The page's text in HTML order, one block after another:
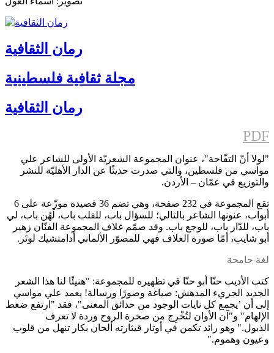
رمان الثقافية
مجلة ثقافية فلسطينية
رمان الثقافية
PDF
"لولا أنّ التفّاحة"، عنوان المجموعة الشعريّة الأولى للشاعر علي
مواسي من فلسطين، والتي صدرت حديثًا عن الدار الأهليّة للنشر
والتوزيع في عمّان – الأردن.
تقع المجموعة في 232 صفحة، وهي تضم 36 قصيدة موزّعة على 6
أبواب، عنونها الشاعر بالتالي؛ للسؤال باب، للقلب باب، لَهُن باب، لي
باب، للدّار باب، للوجع باب. وقد صمّم غلاف المجموعة الفنّان زهير
أبو شايب، أمّا صورة الغلاف فهي للمصوّر الألماني أدامتشيك لوتَر.
لغة جامحة
كتب الأديب حنّا أبو حنّا في تظهيره للمجموعة: "هنيئًا لنا هذا الشعر
الجديد الجريء المدهش: صياغة وصورًا ورسالة! يعمد علي مواسي
إلى أن ’يجمع كل نايات الوجود من حدائق المغنى"، فقد "ارتفع ضغط
الإلهام" و"آن الأوان لتُخْرِج من صخرة الروح وردة لا تعرف
الذبول." وهو رائد تكمن في أوتار قيثارته ألحان بكار تنهل من قلوب
وعيون وهموم."